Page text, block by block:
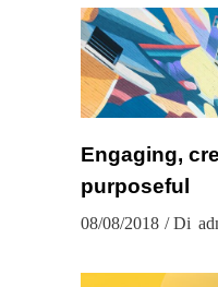
Engaging,
purposeful
08/08/2018 Di